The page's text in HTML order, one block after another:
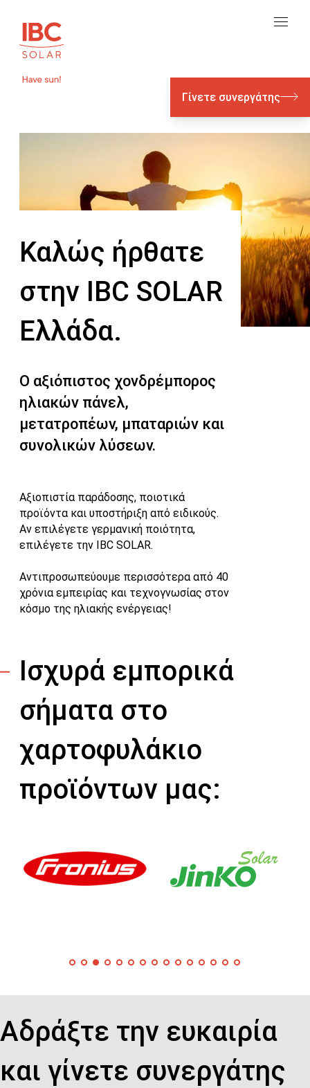
Γίνετε συνεργάτης
Καλώς ήρθατε
στην IBC SOLAR
Ελλάδα.
Ο αξιόπιστος χονδρέμπορος
ηλιακών πάνελ,
μετατροπέων, μπαταριών και
συνολικών λύσεων.
Αξιοπιστία παράδοσης, ποιοτικά
προϊόντα και υποστήριξη από ειδικούς.
Αν επιλέγετε γερμανική ποιότητα,
επιλέγετε την IBC SOLAR.
Αντιπροσωπεύουμε περισσότερα από 40
χρόνια εμπειρίας και τεχνογνωσίας στον
κόσμο της ηλιακής ενέργειας!
Ισχυρά εμπορικά
σήματα στο
χαρτοφυλάκιο
προϊόντων μας:
Αδράξτε την ευκαιρία
και γίνετε συνεργάτης